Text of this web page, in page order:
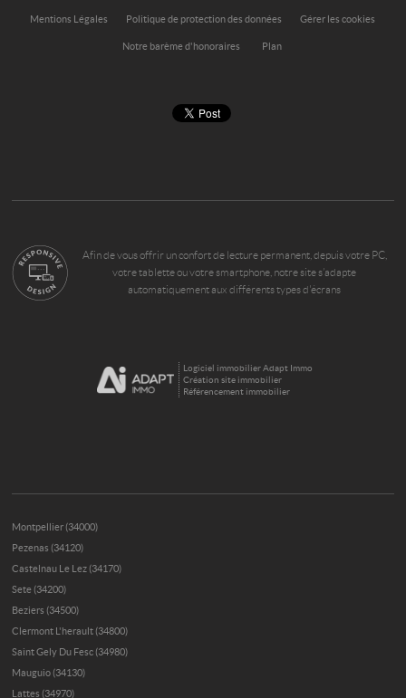
Mentions Légales Politique de protection des données Gérer les cookies
Notre barème d'honoraires Plan
Afin de vous offrir un confort de lecture permanent, depuis votre PC,
votre tablette ou votre smartphone, notre site s’adapte
automatiquement aux différents types d'écrans
Logiciel immobilier Adapt Immo
Création site immobilier
Référencement immobilier
Montpellier (34000)
Pezenas (34120)
Castelnau Le Lez (34170)
Sete (34200)
Beziers (34500)
Clermont L'herault (34800)
Saint Gely Du Fesc (34980)
Mauguio (34130)
Lattes (34970)